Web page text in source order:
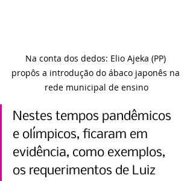
Na conta dos dedos: Elio Ajeka (PP)
propôs a introdução do ábaco japonês na
rede municipal de ensino
Nestes tempos pandêmicos
e olímpicos, ficaram em
evidência, como exemplos,
os requerimentos de Luiz